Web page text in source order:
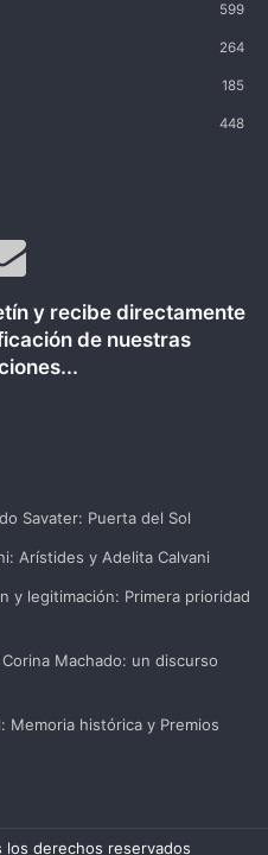
599
264
185
448
y recibe directamente
de nuestras
Savater: Puerta del Sol
Arístides y Adelita Calvani
y legitimación: Primera prioridad
Corina Machado: un discurso
Memoria histórica y Premios
derechos reservados